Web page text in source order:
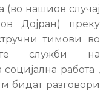
нашиов случај
Дојран) преку
тимови во
служби на
работа ,
бидат разговори